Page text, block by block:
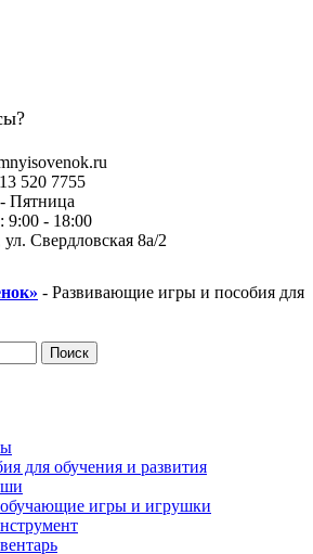
520 7755
Пятница
9:00 - 18:00
ул. Свердловская 8а/2
- Развивающие игры и пособия для
Поиск
для обучения и развития
игры и игрушки